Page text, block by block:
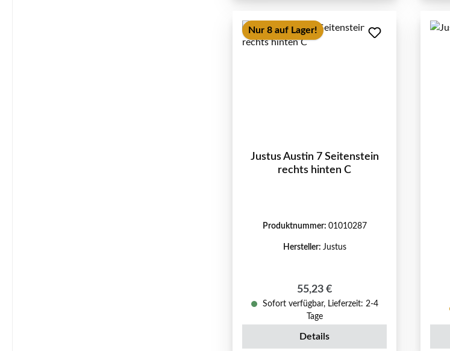
Nur 8 auf Lager!
Justus Austin 7 Seitenstein
rechts hinten C
Produktnummer: 01010287
Hersteller: Justus
Regulärer Preis:
55,23 €
Sofort verfügbar, Lieferzeit: 2-4
Tage
Details